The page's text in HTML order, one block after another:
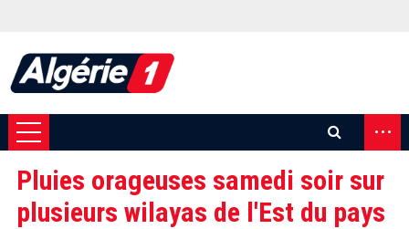
...
Pluies orageuses samedi soir sur
plusieurs wilayas de l'Est du pays